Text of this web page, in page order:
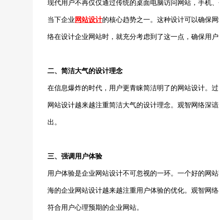
现代用户不再仅仅通过传统的桌面电脑访问网站，手机
当下企业网站设计的核心趋势之一。这种设计可以确保
络在设计企业网站时，就充分考虑到了这一点，确保用
二、简洁大气的设计理念
在信息爆炸的时代，用户更青睐简洁明了的网站设计。
网站设计越来越注重简洁大气的设计理念。观智网络深
出。
三、强调用户体验
用户体验是企业网站设计不可忽视的一环。一个好的网
海的企业网站设计越来越注重用户体验的优化。观智网
符合用户心理预期的企业网站。